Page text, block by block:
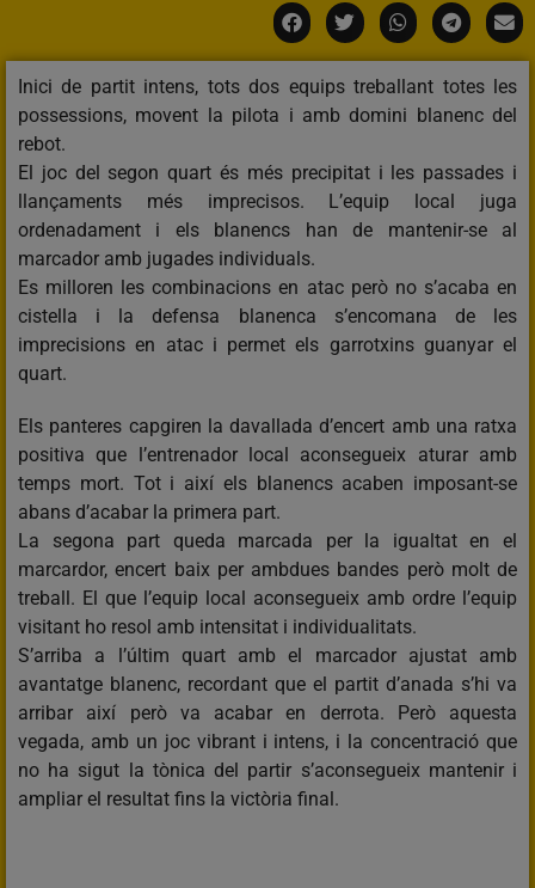
Inici de partit intens, tots dos equips treballant totes les
possessions, movent la pilota i amb domini blanenc del
rebot.
El joc del segon quart és més precipitat i les passades i
llançaments més imprecisos. L’equip local juga
ordenadament i els blanencs han de mantenir-se al
marcador amb jugades individuals.
Es milloren les combinacions en atac però no s’acaba en
cistella i la defensa blanenca s’encomana de les
imprecisions en atac i permet els garrotxins guanyar el
quart.
Els panteres capgiren la davallada d’encert amb una ratxa
positiva que l’entrenador local aconsegueix aturar amb
temps mort. Tot i així els blanencs acaben imposant-se
abans d’acabar la primera part.
La segona part queda marcada per la igualtat en el
marcardor, encert baix per ambdues bandes però molt de
treball. El que l’equip local aconsegueix amb ordre l’equip
visitant ho resol amb intensitat i individualitats.
S’arriba a l’últim quart amb el marcador ajustat amb
avantatge blanenc, recordant que el partit d’anada s’hi va
arribar així però va acabar en derrota. Però aquesta
vegada, amb un joc vibrant i intens, i la concentració que
no ha sigut la tònica del partir s’aconsegueix mantenir i
ampliar el resultat fins la victòria final.